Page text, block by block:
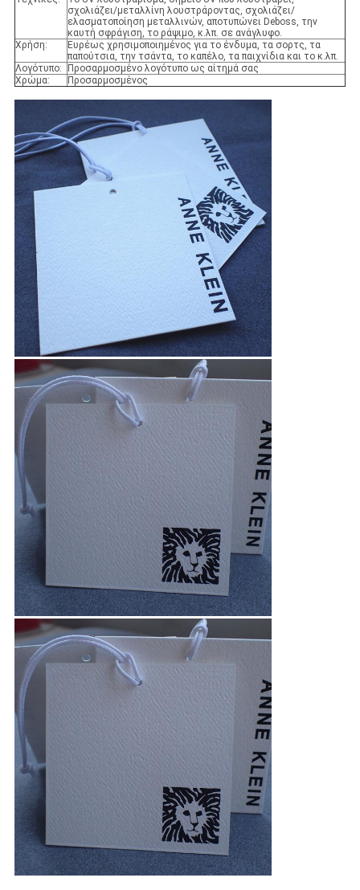
σχολιάζει/μεταλλίνη λουστράροντας, σχολιάζει/
ελασματοποίηση μεταλλινών, αποτυπώνει Deboss, την
καυτή σφράγιση, το ράψιμο, κ.λπ. σε ανάγλυφο.
Χρήση:
Ευρέως χρησιμοποιημένος για το ένδυμα, τα σορτς, τα
παπούτσια, την τσάντα, το καπέλο, τα παιχνίδια και το κ.λπ.
Λογότυπο:
Προσαρμοσμένο λογότυπο ως αίτημά σας
Χρώμα:
Προσαρμοσμένος